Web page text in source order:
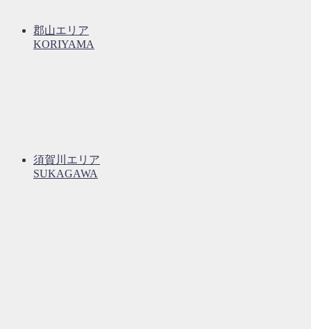
郡山エリア
KORIYAMA
須賀川エリア
SUKAGAWA